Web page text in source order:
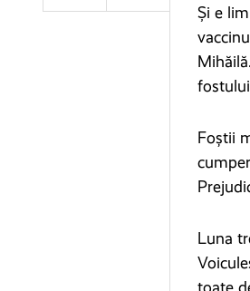
Și e
Foștii
Luna